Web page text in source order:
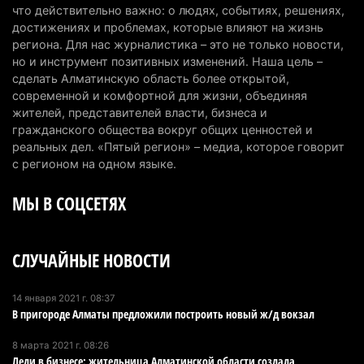
Казахстан может начать выпуск экологичного
топлива для самолетов: пилотный проект
запустят в Алатау
5 августа 2026 г. 12:32 194
Туриста с тяжелыми травмами эвакуировали в
горах Алматинской области после камнепада
5 августа 2026 г. 11:23 165
Алматинской области, судят спустя год после
катеров для Formula-1 H2O и откроют академию
пилотов
что действительно важно: о людях, событиях, решениях,
достижениях и проблемах, которые влияют на жизнь
региона. Для нас журналистика – это не только новости,
но и инструмент позитивных изменений. Наша цель –
сделать Алматинскую область более открытой,
современной и комфортной для жизни, объединяя
жителей, представителей власти, бизнеса и
гражданского общества вокруг общих ценностей и
реальных дел. «Пятый регион» – медиа, которое говорит
с регионом на одном языке.
МЫ В СОЦСЕТЯХ
СЛУЧАЙНЫЕ НОВОСТИ
14 января 2021 г. 08:37
В пригороде Алматы предложили построить новый ж/д вокзал
8 марта 2021 г. 08:26